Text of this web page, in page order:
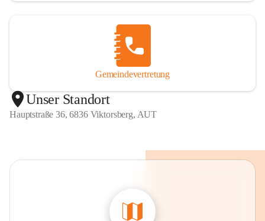
Gemeindevertretung
Unser Standort
Hauptstraße 36, 6836 Viktorsberg, AUT